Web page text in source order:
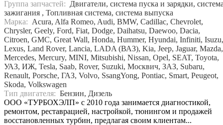
Группа запчастей: Двигатели, система пуска и зарядки,
зажигания , Топливная система, система выпуска
Марка: Acura, Alfa Romeo, Audi, BMW, Cadillac, Chevrolet,
Chrysler, Geely, Ford, Fiat, Dodge, Daihatsu, Daewoo, Dacia,
Citroen, GMC, Great Wall, Honda, Hummer, Hyundai, Infiniti, Isuzu,
Lexus, Land Rover, Lancia, LADA (ВАЗ), Kia, Jeep, Jaguar, Mazda,
Mercedes, Mercury, MINI, Mitsubishi, Nissan, Opel, SEAT, Toyota,
УАЗ, ИЖ, Tesla, Saab, Rover, Suzuki, Москвич, ЗАЗ, Subaru,
Renault, Porsche, ГАЗ, Volvo, SsangYong, Pontiac, Smart, Peugeot,
Skoda, Volkswagen
Тип двигателя: Бензин, Дизель
ООО «ТУРБОХЭЛП» с 2010 года занимается диагностикой,
ремонтом, реставрацией, настройкой, тюнингом и продажей
восстановленных турбин, предлагая своим клиентам...